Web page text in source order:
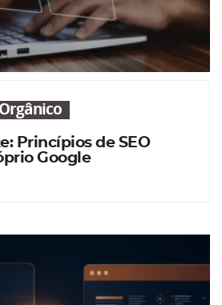
Princípios de SEO
Google